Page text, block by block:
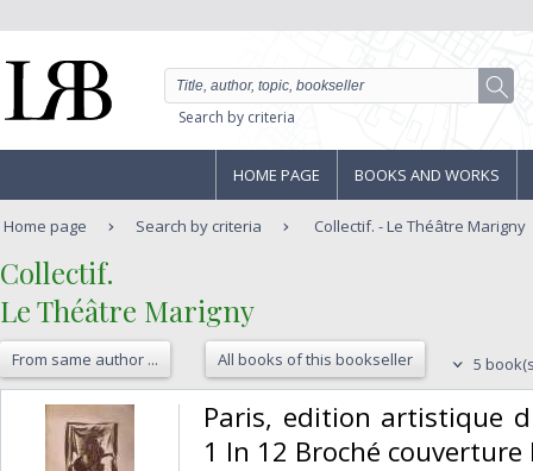
Search by criteria
HOME PAGE BOOKS AND WORKS
Home page Search by criteria Collectif. - Le Théâtre Marigny
‎Collectif.‎
‎Le Théâtre Marigny‎
From same author ... All books of this bookseller 5
‎Paris, edition artistique
1 In 12 Broché